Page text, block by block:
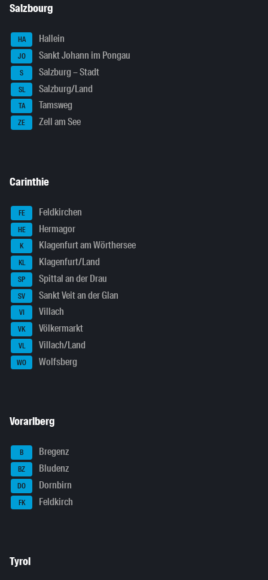
Salzbourg
HA Hallein
JO Sankt Johann im Pongau
S Salzburg – Stadt
SL Salzburg/Land
TA Tamsweg
ZE Zell am See
Carinthie
FE Feldkirchen
HE Hermagor
K Klagenfurt am Wörthersee
KL Klagenfurt/Land
SP Spittal an der Drau
SV Sankt Veit an der Glan
VI Villach
VK Völkermarkt
VL Villach/Land
WO Wolfsberg
Vorarlberg
B Bregenz
BZ Bludenz
DO Dornbirn
FK Feldkirch
Tyrol